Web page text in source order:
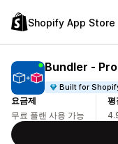
Shopify App Store
Bundler ‑
Built for
요금제
무료 플랜 사용 가능
평